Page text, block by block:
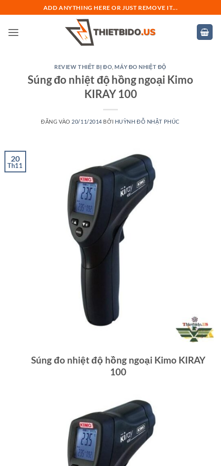
qua
nội
ADD ANYTHING HERE OR JUST REMOVE IT...
REVIEW THIẾT BỊ ĐO ,MÁY ĐO NHIỆT ĐỘ
Súng đo nhiệt độ hồng ngoại Kimo
KIRAY 100
ĐĂNG VÀO 20/11/2014 BỞI HUỲNH ĐỖ NHẬT PHÚC
20
Th11
Súng đo nhiệt độ hồng ngoại Kimo KIRAY
100